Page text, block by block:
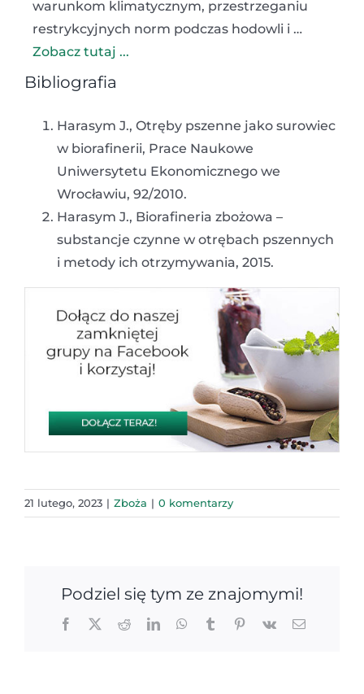
warunkom klimatycznym, przestrzeganiu
restrykcyjnych norm podczas hodowli i …
Zobacz tutaj ...
Bibliografia
Harasym J., Otręby pszenne jako surowiec
w biorafinerii, Prace Naukowe
Uniwersytetu Ekonomicznego we
Wrocławiu, 92/2010.
Harasym J., Biorafineria zbożowa –
substancje czynne w otrębach pszennych
i metody ich otrzymywania, 2015.
21 lutego, 2023 | Zboża | 0 komentarzy
Podziel się tym ze znajomymi!
Facebook
X RedditLinkedInWhatsApp
TumblrPinterest
Vk Email